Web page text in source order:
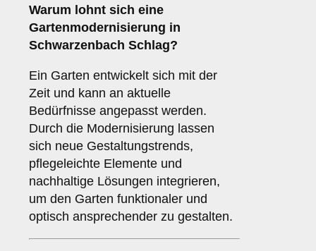
Warum lohnt sich eine
Gartenmodernisierung in
Schwarzenbach Schlag?
Ein Garten entwickelt sich mit der
Zeit und kann an aktuelle
Bedürfnisse angepasst werden.
Durch die Modernisierung lassen
sich neue Gestaltungstrends,
pflegeleichte Elemente und
nachhaltige Lösungen integrieren,
um den Garten funktionaler und
optisch ansprechender zu gestalten.